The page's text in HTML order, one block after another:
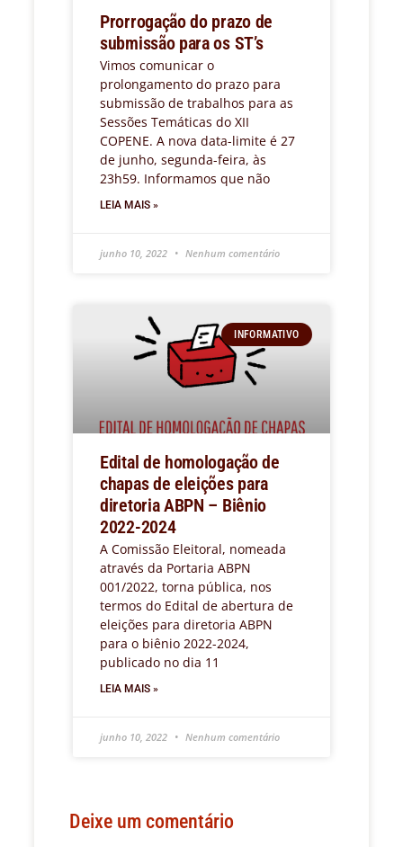
Prorrogação do prazo de
submissão para os ST’s
Vimos comunicar o
prolongamento do prazo para
submissão de trabalhos para as
Sessões Temáticas do XII
COPENE. A nova data-limite é 27
de junho, segunda-feira, às
23h59. Informamos que não
LEIA MAIS »
junho 10, 2022 Nenhum comentário
INFORMATIVO
Edital de homologação de
chapas de eleições para
diretoria ABPN – Biênio
2022-2024
A Comissão Eleitoral, nomeada
através da Portaria ABPN
001/2022, torna pública, nos
termos do Edital de abertura de
eleições para diretoria ABPN
para o biênio 2022-2024,
publicado no dia 11
LEIA MAIS »
junho 10, 2022 Nenhum comentário
Deixe um comentário